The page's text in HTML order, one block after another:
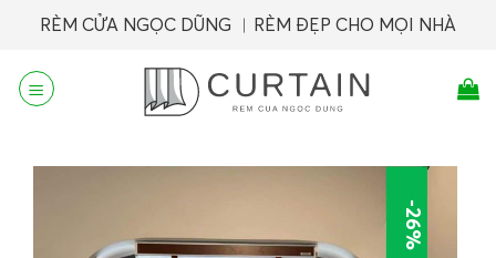
content
RÈM CỬA NGỌC DŨNG ︱RÈM ĐẸP CHO MỌI NHÀ
-26%